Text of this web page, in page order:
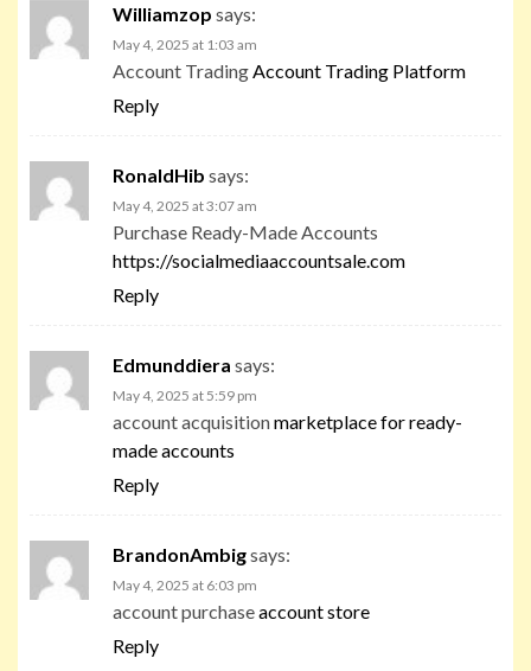
Williamzop says:
May 4, 2025 at 1:03 am
Account Trading Account Trading Platform
Reply
RonaldHib says:
May 4, 2025 at 3:07 am
Purchase Ready-Made Accounts
https://socialmediaaccountsale.com
Reply
Edmunddiera says:
May 4, 2025 at 5:59 pm
account acquisitionmarketplace for ready-
made accounts
Reply
BrandonAmbigsays:
May 4, 2025 at 6:03 pm
account purchaseaccount store
Reply